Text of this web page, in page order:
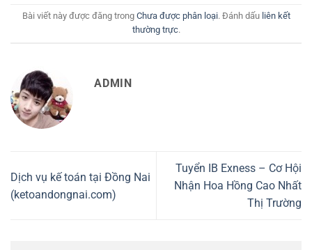
Bài viết này được đăng trong Chưa được phân loại. Đánh dấu liên kết
thường trực.
ADMIN
Dịch vụ kế toán tại Đồng Nai
(ketoandongnai.com)
Tuyển IB Exness – Cơ Hội
Nhận Hoa Hồng Cao Nhất
Thị Trường